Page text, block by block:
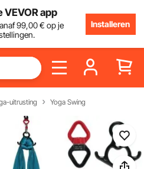
VEVOR app
99,00€ op je
Installeren
uitrusting Yoga Swing